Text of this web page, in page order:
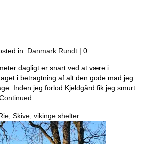
in: Danmark Rundt | 0
dagligt er snart ved at være i
i betragtning af alt den gode mad jeg
Inden jeg forlod Kjeldgård fik jeg smurt
Continued
Skive vikinge shelter